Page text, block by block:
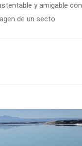
y amigable con
de un secto